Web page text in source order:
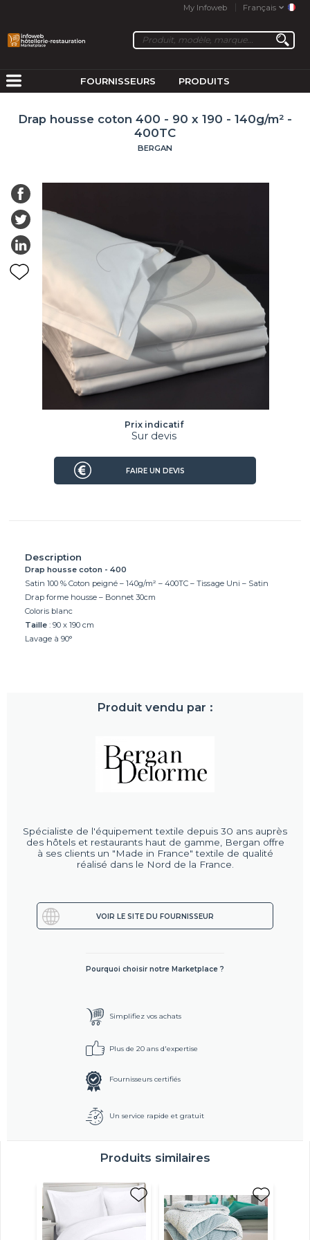
My Infoweb Français
FOURNISSEURS PRODUITS
Drap housse coton 400 - 90 x 190 - 140g/m² -
400TC
BERGAN
Description
Drap housse coton - 400
Satin 100 % Coton peigné – 140g/m² – 400TC – Tissage Uni – Satin
Drap forme housse – Bonnet 30cm
Coloris blanc
Taille : 90 x 190 cm
Lavage à 90°
Produit vendu par :
Spécialiste de l'équipement textile depuis 30 ans auprès
des hôtels et restaurants haut de gamme, Bergan offre
à ses clients un "Made in France" textile de qualité
réalisé dans le Nord de la France.
Prix indicatif
Sur devis
VOIR LE SITE DU FOURNISSEUR
FAIRE UN DEVIS
Pourquoi choisir notre Marketplace ?
Simplifiez vos achats
Plus de 20 ans d'expertise
Fournisseurs certifiés
Un service rapide et gratuit
Produits similaires